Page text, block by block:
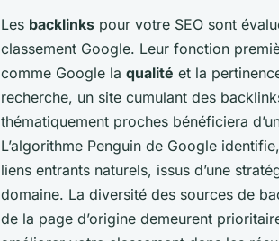
Les backlinks pour votre SEO sont
classement Google. Leur fonction
comme Google la qualité et la
recherche, un site cumulant des
thématiquement proches bénéficiera
L’algorithme Penguin de Google
liens entrants naturels, issus d’une
domaine. La diversité des sources de
de la page d’origine demeurent